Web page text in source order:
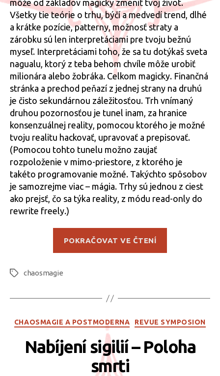
môže od základov magicky zmeniť tvoj život.
Všetky tie teórie o trhu, býčí a medvedí trend, dlhé
a krátke pozície, patterny, možnosť straty a
zárobku sú len interpretáciami pre tvoju bežnú
myseľ. Interpretáciami toho, že sa tu dotýkaš sveta
nagualu, ktorý z teba behom chvíle môže urobiť
milionára alebo žobráka. Celkom magicky. Finančná
stránka a prechod peňazí z jednej strany na druhú
je čisto sekundárnou záležitosťou. Trh vnímaný
druhou pozornosťou je tunel inam, za hranice
konsenzuálnej reality, pomocou ktorého je možné
tvoju realitu hackovať, upravovať a prepisovať.
(Pomocou tohto tunelu možno zaujať
rozpoloženie v mimo-priestore, z ktorého je
takéto programovanie možné. Takýchto spôsobov
je samozrejme viac – mágia. Trhy sú jednou z ciest
ako prejsť, čo sa týka reality, z módu read-only do
rewrite freely.)
POKRAČOVAT VE ČTENÍ
Štítkychaosmagie
Rubriky
CHAOSMAGIE A POSTMODERNA REVUE SYMPOSION
Nabíjení sigilií – Poloha
smrti